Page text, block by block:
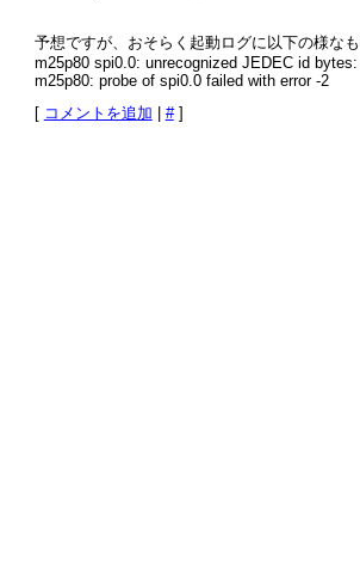
予想ですが、おそらく起動ログに以下の様な
m25p80 spi0.0: unrecognized JEDEC id
m25p80: probe of spi0.0 failed with error -2
[ コメントを追加 #]